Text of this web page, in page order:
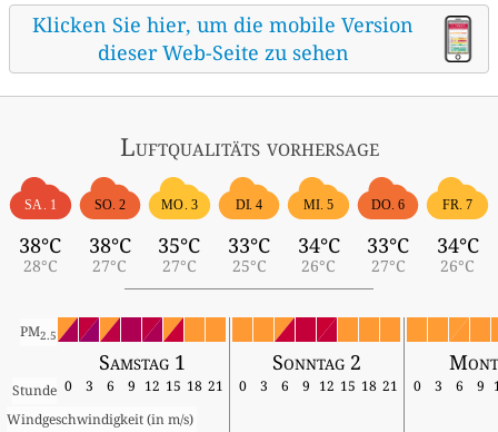
Klicken Sie hier, um die mobile Version
dieser Web-Seite zu sehen
Luftqualitäts vorhersage
SA. 1
38°C
28°C
SO. 2
38°C
27°C
MO. 3
35°C
27°C
DI. 4
33°C
25°C
MI. 5
34°C
26°C
DO. 6
33°C
27°C
FR. 7
34°C
26°C
PM2.5
Samstag 1 Sonntag 2
Stunde 0 3 6 9 12 15 18 21 0 3 6 9 12 15 18 21 0 3 6 9
Windgeschwindigkeit (in m/s)